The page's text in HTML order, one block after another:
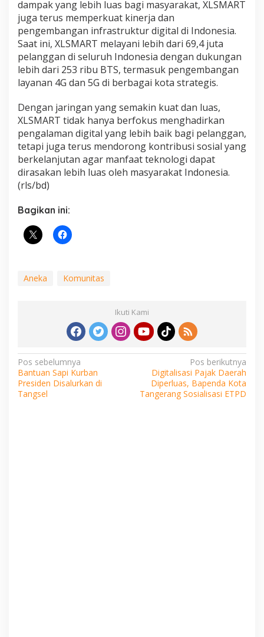
dampak yang lebih luas bagi masyarakat, XLSMART
juga terus memperkuat kinerja dan
pengembangan infrastruktur digital di Indonesia.
Saat ini, XLSMART melayani lebih dari 69,4 juta
pelanggan di seluruh Indonesia dengan dukungan
lebih dari 253 ribu BTS, termasuk pengembangan
layanan 4G dan 5G di berbagai kota strategis.
Dengan jaringan yang semakin kuat dan luas,
XLSMART tidak hanya berfokus menghadirkan
pengalaman digital yang lebih baik bagi pelanggan,
tetapi juga terus mendorong kontribusi sosial yang
berkelanjutan agar manfaat teknologi dapat
dirasakan lebih luas oleh masyarakat Indonesia.
(rls/bd)
Bagikan ini:
Aneka Komunitas
Ikuti Kami
Navigasi
pos
Pos sebelumnya
Bantuan Sapi Kurban
Presiden Disalurkan di
Tangsel
Pos berikutnya
Digitalisasi Pajak Daerah
Diperluas, Bapenda Kota
Tangerang Sosialisasi ETPD